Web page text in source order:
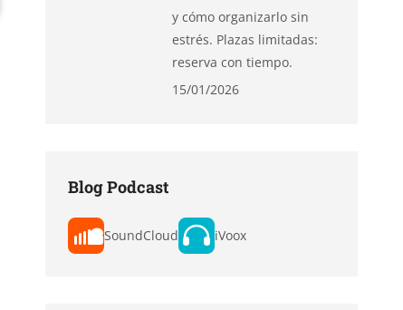
y cómo organizarlo sin
estrés. Plazas limitadas:
reserva con tiempo.
15/01/2026
Blog Podcast
SoundCloud iVoox